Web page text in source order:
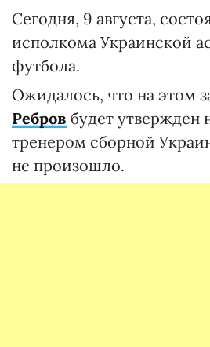
Сегодня, 9 августа,
исполкома Украинской
футбола.
Ожидалось, что на этом
Ребров будет утвержден
тренером сборной
не произошло.